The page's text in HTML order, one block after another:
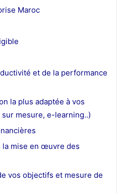
Maroc
et de la performance
la plus adaptée à vos
mesure, e-learning..)
la mise en œuvre des
vos objectifs et mesure de